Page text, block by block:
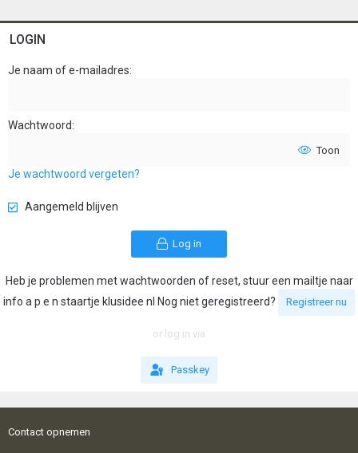
LOGIN
Je naam of e-mailadres
Wachtwoord
Toon
Je wachtwoord vergeten?
Aangemeld blijven
Log in
Heb je problemen met wachtwoorden of reset, stuur een mailtje naar
info a p e n staartje klusidee nl Nog niet geregistreerd?
Registreer nu
or log in via
Passkey
Contact opnemen